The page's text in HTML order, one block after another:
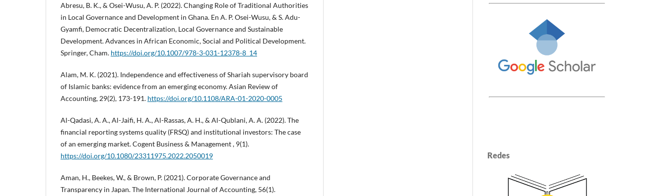
Abresu, B. K., & Osei-Wusu, A. P. (2022). Changing Role of Traditional Authorities
in Local Governance and Development in Ghana. En A. P. Osei-Wusu, & S. Adu-
Gyamfi, Democratic Decentralization, Local Governance and Sustainable
Development. Advances in African Economic, Social and Political Development.
Springer, Cham. https://doi.org/10.1007/978-3-031-12378-8_14
Alam, M. K. (2021). Independence and effectiveness of Shariah supervisory board
of Islamic banks: evidence from an emerging economy. Asian Review of
Accounting, 29(2), 173-191. https://doi.org/10.1108/ARA-01-2020-0005
Al-Qadasi, A. A., Al-Jaifi, H. A., Al-Rassas, A. H., & Al-Qublani, A. A. (2022). The
financial reporting systems quality (FRSQ) and institutional investors: The case
of an emerging market. Cogent Business & Management , 9(1).
https://doi.org/10.1080/23311975.2022.2050019
Aman, H., Beekes, W., & Brown, P. (2021). Corporate Governance and
Transparency in Japan. The International Journal of Accounting, 56(1).
Redes